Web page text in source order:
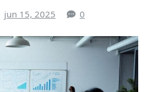
jun 15, 2025 0